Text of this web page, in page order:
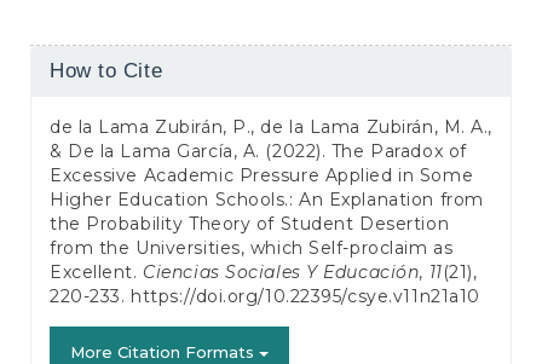
Article
How to Cite
de la Lama Zubirán, P., de la Lama Zubirán, M. A.,
& De la Lama García, A. (2022). The Paradox of
Excessive Academic Pressure Applied in Some
Higher Education Schools.: An Explanation from
the Probability Theory of Student Desertion
from the Universities, which Self-proclaim as
Excellent. Ciencias Sociales Y Educación, 11(21),
220-233. https://doi.org/10.22395/csye.v11n21a10
More Citation Formats